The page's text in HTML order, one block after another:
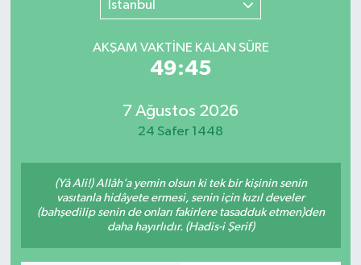
İstanbul
AKŞAM VAKTİNE KALAN SÜRE
49:45
7 Ağustos 2026
24 Safer 1448
(Yâ Ali!) Allâh’a yemin olsun ki tek bir kişinin senin
vasıtanla hidâyete ermesi, senin için kızıl develer
(bahşedilip senin de onları fakirlere tasadduk etmen)den
daha hayırlıdır. (Hadis-i Şerif)
YARIŞMA/ETKİNLİKLER
MEVZUAT/KARARLAR